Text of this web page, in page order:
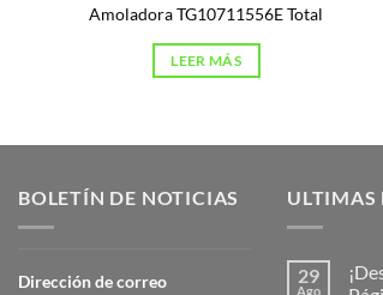
Amoladora TG10711556E Total
LEER MÁS
BOLETÍN DE NOTICIAS
Dirección de correo
ULTIMAS
29
Ago